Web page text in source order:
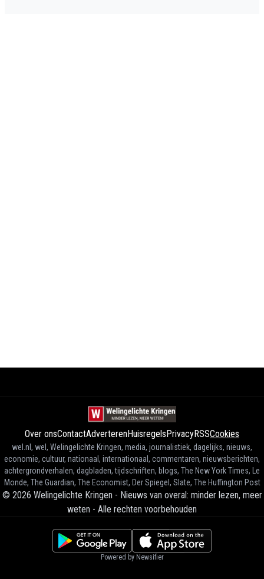
Over onsContactAdverterenHuisregelsPrivacyRSSCookies
wel.nl, wel, Welingelichte Kringen, media, journalistiek, dagelijks, nieuws,
economie, cultuur, nationaal, internationaal, commentaren, nieuwsberichten,
achtergrondverhalen, dagbladen, tijdschriften, blogs, The New York Times, Le
Monde, The Guardian, The Economist, Der Spiegel, Slate, The Huffington Post
© 2026 Welingelichte Kringen - Nieuws van overal: minder lezen, meer
weten - Alle rechten voorbehouden
Powered by Newsifier